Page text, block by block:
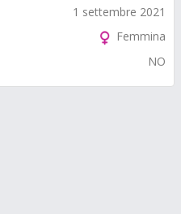
1 settembre 2021
Femmina
NO